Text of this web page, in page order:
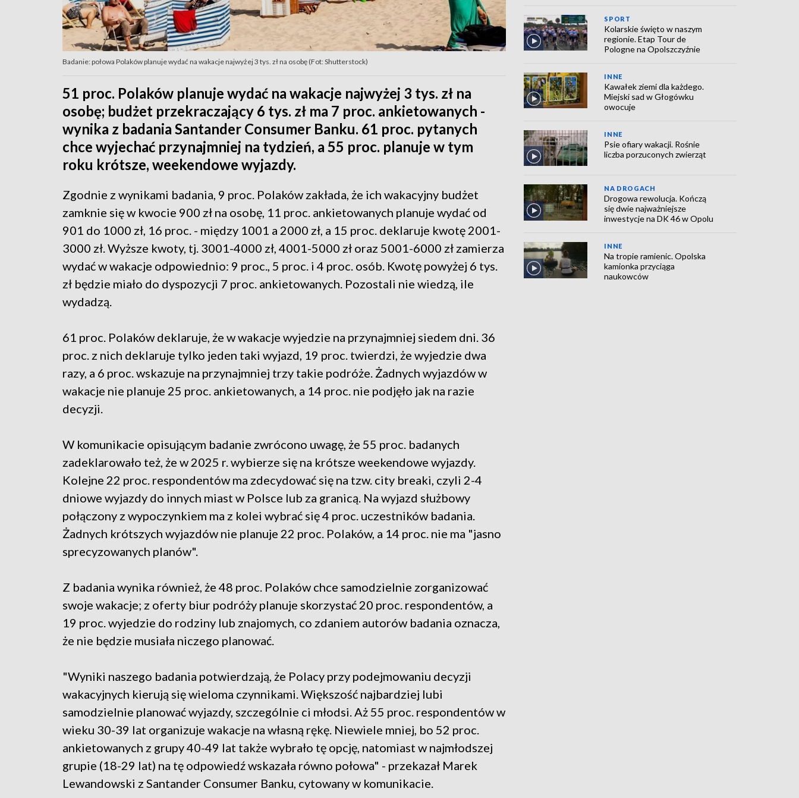
Badanie: połowa Polaków planuje wydać na wakacje najwyżej 3 tys. zł na osobę (Fot: Shutterstock)
51 proc. Polaków planuje wydać na wakacje najwyżej 3 tys. zł na
osobę; budżet przekraczający 6 tys. zł ma 7 proc. ankietowanych -
wynika z badania Santander Consumer Banku. 61 proc. pytanych
chce wyjechać przynajmniej na tydzień, a 55 proc. planuje w tym
roku krótsze, weekendowe wyjazdy.
Zgodnie z wynikami badania, 9 proc. Polaków zakłada, że ich wakacyjny budżet
zamknie się w kwocie 900 zł na osobę, 11 proc. ankietowanych planuje wydać od
901 do 1000 zł, 16 proc. - między 1001 a 2000 zł, a 15 proc. deklaruje kwotę 2001-
3000 zł. Wyższe kwoty, tj. 3001-4000 zł, 4001-5000 zł oraz 5001-6000 zł zamierza
wydać w wakacje odpowiednio: 9 proc., 5 proc. i 4 proc. osób. Kwotę powyżej 6 tys.
zł będzie miało do dyspozycji 7 proc. ankietowanych. Pozostali nie wiedzą, ile
wydadzą.
61 proc. Polaków deklaruje, że w wakacje wyjedzie na przynajmniej siedem dni. 36
proc. z nich deklaruje tylko jeden taki wyjazd, 19 proc. twierdzi, że wyjedzie dwa
razy, a 6 proc. wskazuje na przynajmniej trzy takie podróże. Żadnych wyjazdów w
wakacje nie planuje 25 proc. ankietowanych, a 14 proc. nie podjęło jak na razie
decyzji.
W komunikacie opisującym badanie zwrócono uwagę, że 55 proc. badanych
zadeklarowało też, że w 2025 r. wybierze się na krótsze weekendowe wyjazdy.
Kolejne 22 proc. respondentów ma zdecydować się na tzw. city breaki, czyli 2-4
dniowe wyjazdy do innych miast w Polsce lub za granicą. Na wyjazd służbowy
połączony z wypoczynkiem ma z kolei wybrać się 4 proc. uczestników badania.
Żadnych krótszych wyjazdów nie planuje 22 proc. Polaków, a 14 proc. nie ma "jasno
sprecyzowanych planów".
Z badania wynika również, że 48 proc. Polaków chce samodzielnie zorganizować
swoje wakacje; z oferty biur podróży planuje skorzystać 20 proc. respondentów, a
19 proc. wyjedzie do rodziny lub znajomych, co zdaniem autorów badania oznacza,
że nie będzie musiała niczego planować.
"Wyniki naszego badania potwierdzają, że Polacy przy podejmowaniu decyzji
wakacyjnych kierują się wieloma czynnikami. Większość najbardziej lubi
samodzielnie planować wyjazdy, szczególnie ci młodsi. Aż 55 proc. respondentów w
wieku 30-39 lat organizuje wakacje na własną rękę. Niewiele mniej, bo 52 proc.
ankietowanych z grupy 40-49 lat także wybrało tę opcję, natomiast w najmłodszej
grupie (18-29 lat) na tę odpowiedź wskazała równo połowa" - przekazał Marek
Lewandowski z Santander Consumer Banku, cytowany w komunikacie.
SPORT
Kolarskie święto w naszym
regionie. Etap Tour de
Pologne na Opolszczyźnie
INNE
Kawałek ziemi dla każdego.
Miejski sad w Głogówku
owocuje
INNE
Psie ofiary wakacji. Rośnie
liczba porzuconych zwierząt
NA DROGACH
Drogowa rewolucja. Kończą
się dwie najważniejsze
inwestycje na DK 46 w Opolu
INNE
Na tropie ramienic. Opolska
kamionka przyciąga
naukowców